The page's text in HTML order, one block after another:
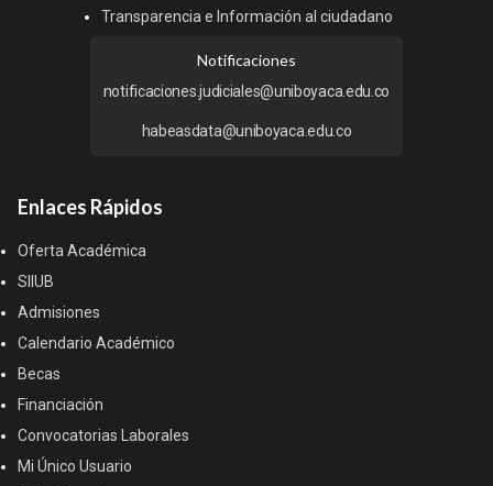
Transparencia e Información al ciudadano
Notificaciones
notificaciones.judiciales@uniboyaca.edu.co
habeasdata@uniboyaca.edu.co
Enlaces Rápidos
Oferta Académica
SIIUB
Admisiones
Calendario Académico
Becas
Financiación
Convocatorias Laborales
Mi Único Usuario